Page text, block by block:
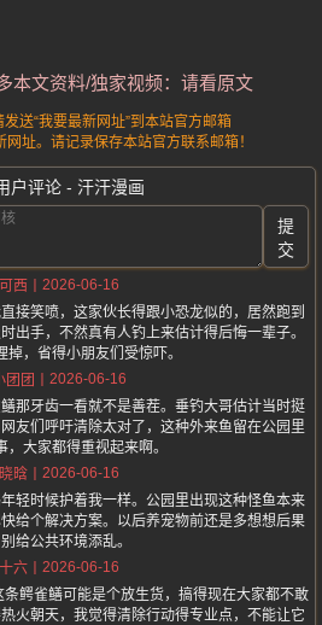
本文资料/独家视频：请看原文
送“我要最新网址”到本站官方邮箱
址。请记录保存本站官方联系邮箱！
户评论 - 汗汗漫画
提
交
西
2026-06-16
接笑喷，这家伙长得跟小恐龙似的，居然跑到
出手，不然真有人钓上来估计得后悔一辈子。
掉，省得小朋友们受惊吓。
团团
2026-06-16
那牙齿一看就不是善茬。垂钓大哥估计当时挺
友们呼吁清除太对了，这种外来鱼留在公园里
，大家都得重视起来啊。
晗
2026-06-16
轻时候护着我一样。公园里出现这种怪鱼本来
给个解决方案。以后养宠物前还是多想想后果
给公共环境添乱。
六
2026-06-16
鳄雀鳝可能是个放生货，搞得现在大家都不敢
火朝天，我觉得清除行动得专业点，不能让它